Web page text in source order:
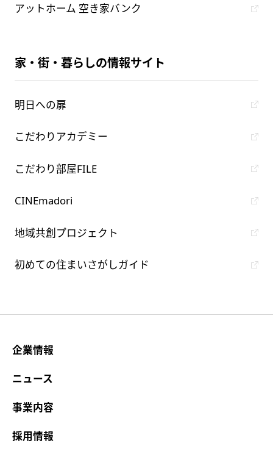
アットホーム 空き家バンク
家・街・暮らしの情報サイト
明日への扉
こだわりアカデミー
こだわり部屋FILE
CINEmadori
地域共創プロジェクト
初めての住まいさがしガイド
企業情報
ニュース
事業内容
採用情報